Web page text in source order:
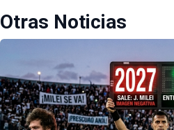
Otras Noticias